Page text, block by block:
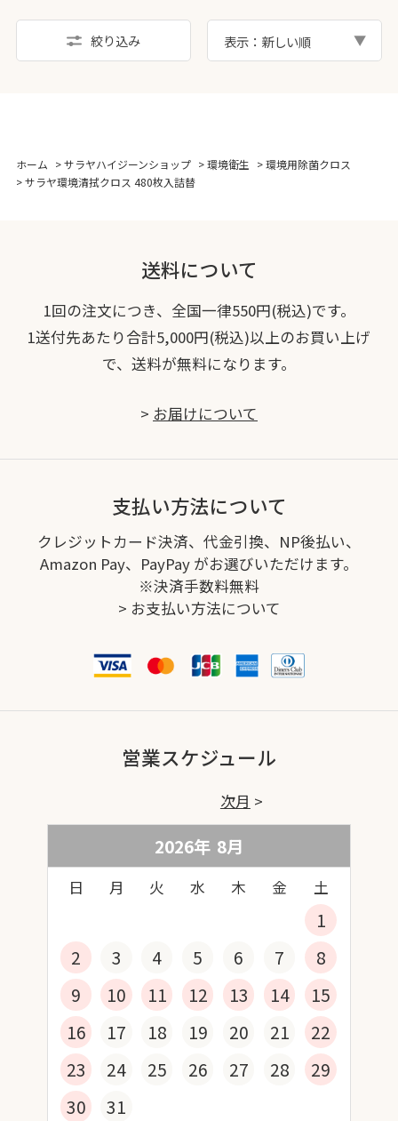
絞り込み 表示：新しい順
ホーム >サラヤハイジーンショップ >環境衛生 >環境用除菌クロス
>サラヤ環境清拭クロス 480枚入詰替
送料について
1回の注文につき、全国一律550円(税込)です。
1送付先あたり合計5,000円(税込)以上のお買い上げ
で、送料が無料になります。
> お届けについて
支払い方法について
クレジットカード決済、代金引換、NP後払い、
Amazon Pay、PayPay がお選びいただけます。
※決済手数料無料
> お支払い方法について
営業スケジュール
2026年 8月
日 月 火 水 木 金 土
1
2
3 4 5 6 7
8
9
10 11 12 13 14
15
16
17 18 19 20 21
22
23
24 25 26 27 28
29
30
31
次月